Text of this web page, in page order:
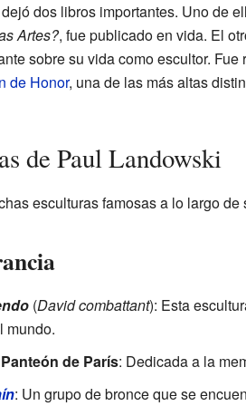
dos libros importantes. Uno de
Artes?, fue publicado en vida. El
sobre su vida como escultor. Fue
de Honor, una de las más altas
de Paul Landowski
esculturas famosas a lo largo
(David combattant): Esta
mundo.
de París: Dedicada a la
: Un grupo de bronce que se